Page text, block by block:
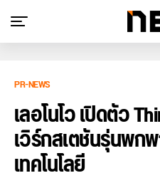
PR-NEWS
เลอโนโว เปิดตัว
เวิร์กสเตชันรุ่นพ
เทคโนโลยี